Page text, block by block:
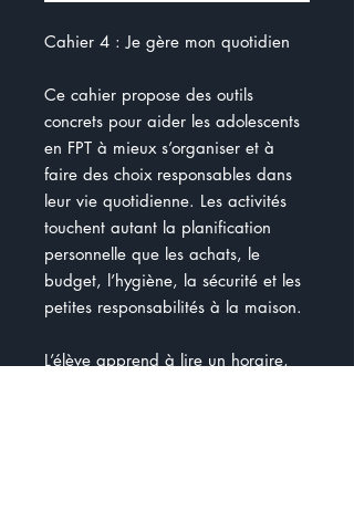
Cahier 4 : Je gère mon quotidien
Ce cahier propose des outils
concrets pour aider les adolescents
en FPT à mieux s’organiser et à
faire des choix responsables dans
leur vie quotidienne. Les activités
touchent autant la planification
personnelle que les achats, le
budget, l’hygiène, la sécurité et les
petites responsabilités à la maison.
L’élève apprend à lire un horaire,